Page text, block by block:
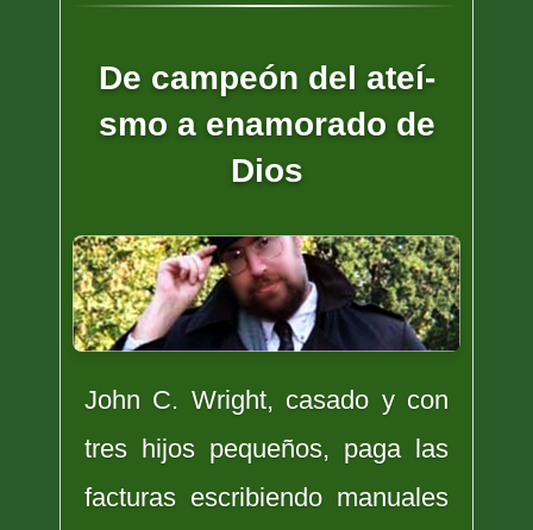
De campeón del ateí­
smo a enamorado de
Dios
John C. Wright, casado y con
tres hijos pequeños, paga las
facturas escribiendo manuales